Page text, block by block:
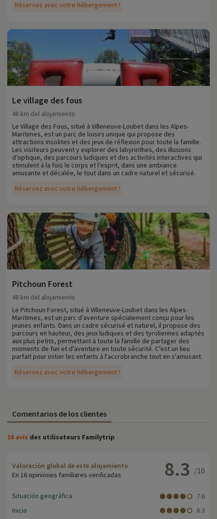
Réservez avec votre hébergement !
Le village des fous
Réservez avec votre hébergement !
48 km del alojamiento
Le Village des Fous, situé à Villeneuve-Loubet dans les Alpes-
Maritimes, est un parc de loisirs unique qui propose des
attractions insolites et des jeux de réflexion pour toute la famille.
Les visiteurs peuvent y explorer des labyrinthes, des illusions
d’optique, des parcours ludiques et des activités interactives qui
stimulent à la fois le corps et l’esprit, dans une ambiance
amusante et décalée, le tout dans un cadre naturel et sécurisé.
Pitchoun Forest
Réservez avec votre hébergement !
48 km del alojamiento
Le Pitchoun Forest, situé à Villeneuve-Loubet dans les Alpes-
Maritimes, est un parc d’aventure spécialement conçu pour les
jeunes enfants. Dans un cadre sécurisé et naturel, il propose des
parcours en hauteur, des jeux ludiques et des tyroliennes adaptés
aux plus petits, permettant à toute la famille de partager des
moments de fun et d'aventure en toute sécurité. C’est un lieu
parfait pour initier les enfants à l'accrobranche tout en s'amusant.
Comentarios de los clientes
16 avis des utilisateurs Familytrip
Valoración global de este alojamiento
En 16 opiniones familiares verificadas
8.3 /10
Situación geográfica
7.6
Inicio
8.3